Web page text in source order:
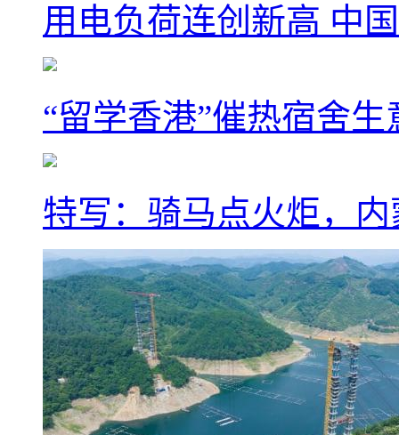
用电负荷连创新高 中
“留学香港”催热宿舍
特写：骑马点火炬，